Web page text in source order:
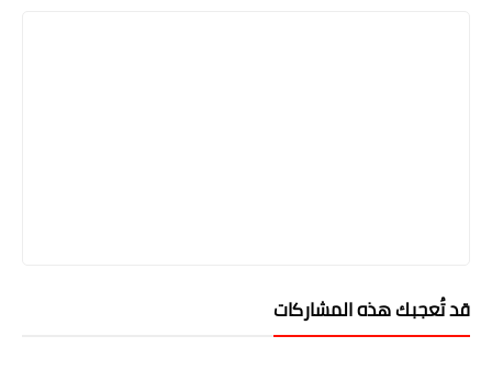
قد تُعجبك هذه المشاركات